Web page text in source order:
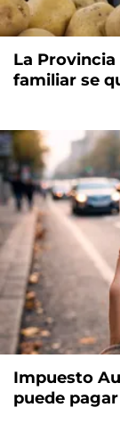
La
familiar se
Impuesto
puede